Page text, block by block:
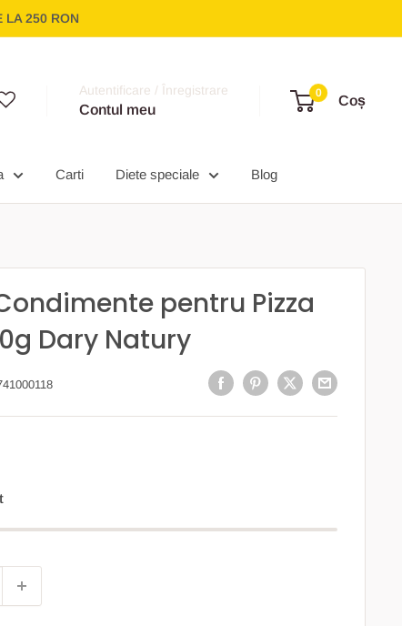
LA 250 RON
Autentificare / Înregistrare
Contul meu
0
Coș
Carti Diete speciale Blog
pentru Pizza
Dary Natury